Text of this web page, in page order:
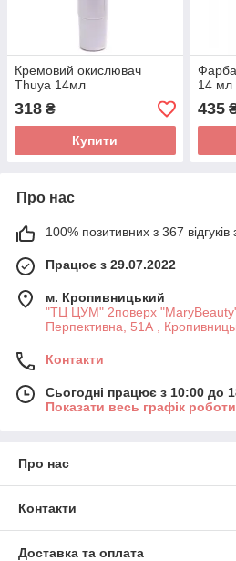
Кремовий окислювач
Thuya 14мл
318 ₴
Купити
14 мл
435
Про нас
100% позитивних з 367 відгуків
Працює з 29.07.2022
м. Кропивницький
"ТЦ ЦУМ" 2поверх
Перпективна, 51А ,
Контакти
Сьогодні працює з 10:00 до
Показати весь графік роботи
Про нас
Контакти
Доставка та оплата